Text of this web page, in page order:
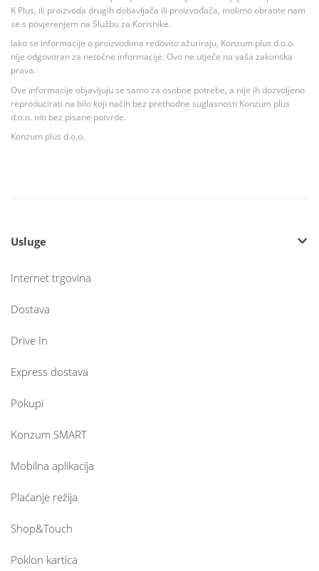
K Plus, ili proizvoda drugih dobavljača ili proizvođača, molimo obratite nam
se s povjerenjem na Službu za Korisnike.
Iako se informacije o proizvodima redovito ažuriraju, Konzum plus d.o.o.
nije odgovoran za netočne informacije. Ovo ne utječe na vaša zakonska
prava.
Ove informacije objavljuju se samo za osobne potrebe, a nije ih dozvoljeno
reproducirati na bilo koji način bez prethodne suglasnosti Konzum plus
d.o.o. niti bez pisane potvrde.
Konzum plus d.o.o.
Usluge
Internet trgovina
Dostava
Drive In
Express dostava
Pokupi
Konzum SMART
Mobilna aplikacija
Plaćanje režija
Shop&Touch
Poklon kartica